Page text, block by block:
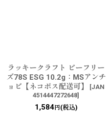
ラッキークラフト ビーフリー
ズ78S ESG 10.2g：MSアンチ
ョビ【ネコポス配送可】
[JAN
4514447272648]
1,584円(税込)